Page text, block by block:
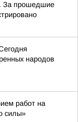
За прошедшие
народов
работ на
силы»